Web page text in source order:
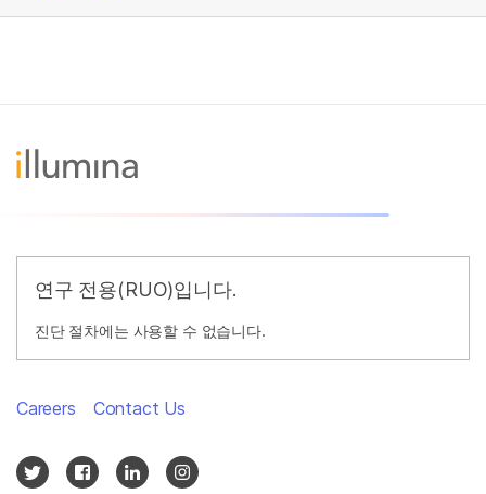
연구 전용(RUO)입니다.
진단 절차에는 사용할 수 없습니다.
Careers Contact Us